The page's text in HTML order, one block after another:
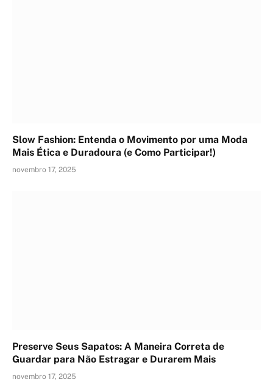
Slow Fashion: Entenda o Movimento por uma Moda
Mais Ética e Duradoura (e Como Participar!)
novembro 17, 2025
Preserve Seus Sapatos: A Maneira Correta de
Guardar para Não Estragar e Durarem Mais
novembro 17, 2025